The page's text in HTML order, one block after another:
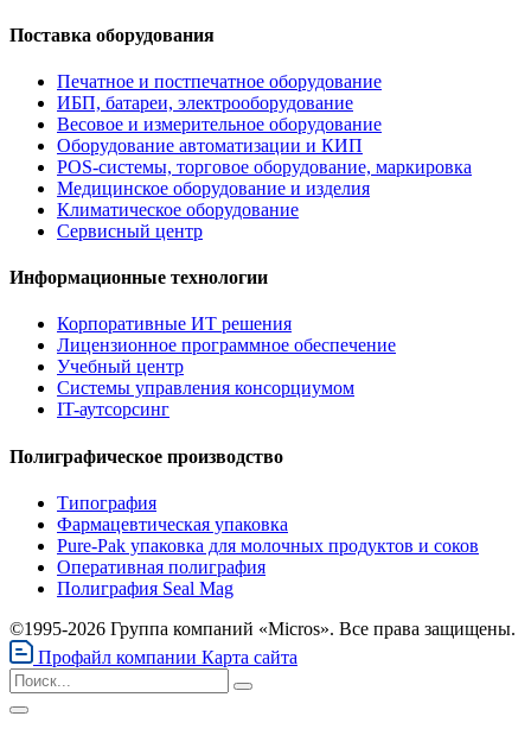
Поставка оборудования
Печатное и постпечатное оборудование
ИБП, батареи, электрооборудование
Весовое и измерительное оборудование
Оборудование автоматизации и КИП
POS-системы, торговое оборудование, маркировка
Медицинское оборудование и изделия
Климатическое оборудование
Сервисный центр
Информационные технологии
Корпоративные ИТ решения
Лицензионное программное обеспечение
Учебный центр
Системы управления консорциумом
IT-аутсорсинг
Полиграфическое производство
Типография
Фармацевтическая упаковка
Pure-Pak упаковка для молочных продуктов и соков
Оперативная полиграфия
Полиграфия Seal Mag
©1995-2026 Группа компаний «Micros». Все права защищены.
Профайл компании Карта сайта